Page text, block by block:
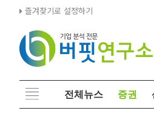
즐겨찾기로 설정하기
전체뉴스 증권